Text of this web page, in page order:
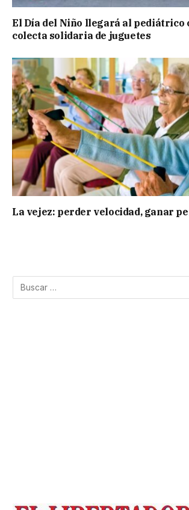
El Día del Niño llegará al pediátrico
colecta solidaria de juguetes
La vejez: perder velocidad, ganar